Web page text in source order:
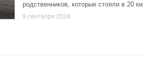
родственников, которые стояли в 20
9 сентября 2024